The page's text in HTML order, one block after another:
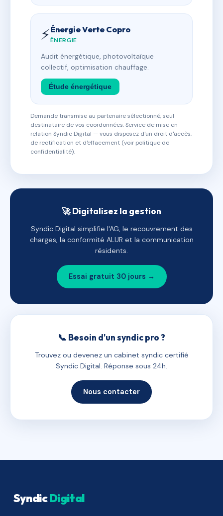
⚡Énergie Verte Copro
ÉNERGIE
Audit énergétique, photovoltaïque
collectif, optimisation chauffage.
Étude énergétique
Demande transmise au partenaire sélectionné, seul
destinataire de vos coordonnées. Service de mise en
relation Syndic Digital — vous disposez d'un droit d'accès,
de rectification et d'effacement (voir politique de
confidentialité).
🚀 Digitalisez la gestion
Syndic Digital simplifie l'AG, le recouvrement des
charges, la conformité ALUR et la communication
résidents.
Essai gratuit 30 jours →
📞 Besoin d'un syndic pro ?
Trouvez ou devenez un cabinet syndic certifié
Syndic Digital. Réponse sous 24h.
Nous contacter
SyndicDigital